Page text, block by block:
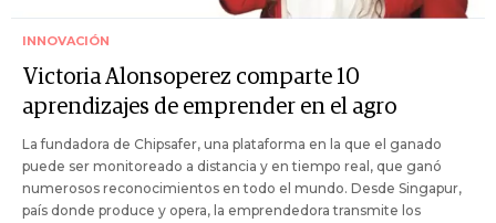
INNOVACIÓN
Victoria Alonsoperez comparte 10
aprendizajes de emprender en el agro
La fundadora de Chipsafer, una plataforma en la que el ganado
puede ser monitoreado a distancia y en tiempo real, que ganó
numerosos reconocimientos en todo el mundo. Desde Singapur,
país donde produce y opera, la emprendedora transmite los